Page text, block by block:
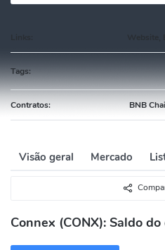
Tags:
Contratos: BNB
Visão geral Mercado
Connex (CONX): Saldo